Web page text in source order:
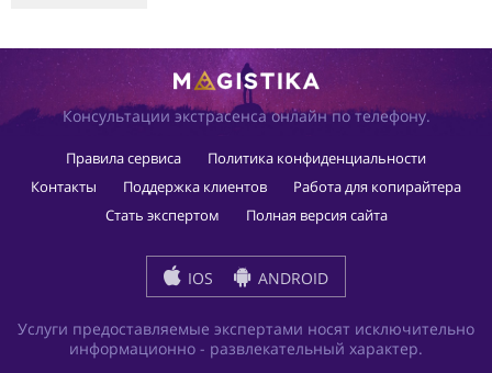
Консультации экстрасенса онлайн по телефону.
Правила сервиса
Политика конфиденциальности
Контакты
Поддержка клиентов
Работа для копирайтера
Стать экспертом
Полная версия сайта
IOS ANDROID
Услуги предоставляемые экспертами носят исключительно
информационно - развлекательный характер.